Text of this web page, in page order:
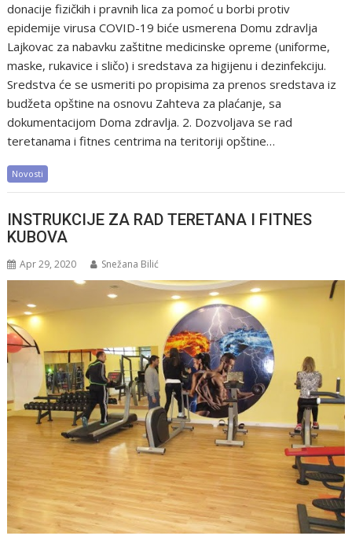
donacije fizičkih i pravnih lica za pomoć u borbi protiv
epidemije virusa COVID-19 biće usmerena Domu zdravlja
Lajkovac za nabavku zaštitne medicinske opreme (uniforme,
maske, rukavice i sličo) i sredstava za higijenu i dezinfekciju.
Sredstva će se usmeriti po propisima za prenos sredstava iz
budžeta opštine na osnovu Zahteva za plaćanje, sa
dokumentacijom Doma zdravlja. 2. Dozvoljava se rad
teretanama i fitnes centrima na teritoriji opštine…
Novosti
INSTRUKCIJE ZA RAD TERETANA I FITNES
KUBOVA
Apr 29, 2020 Snežana Bilić